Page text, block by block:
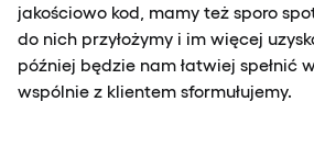
jakościowo kod, mamy też sporo
do nich przyłożymy i im więcej
później będzie nam łatwiej spełnić
wspólnie z klientem sformułujemy.